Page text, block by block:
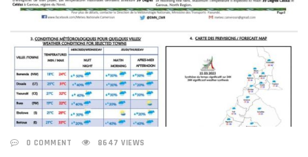
0 COMMENT 8647 VIEWS